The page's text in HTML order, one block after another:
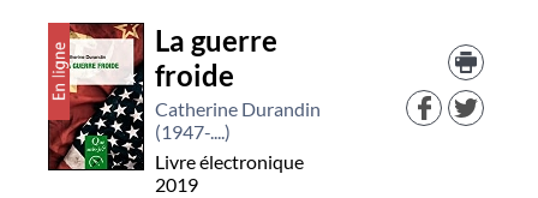
Détail
document
La guerre
froide
Catherine Durandin
(1947-....)
Livre électronique
2019